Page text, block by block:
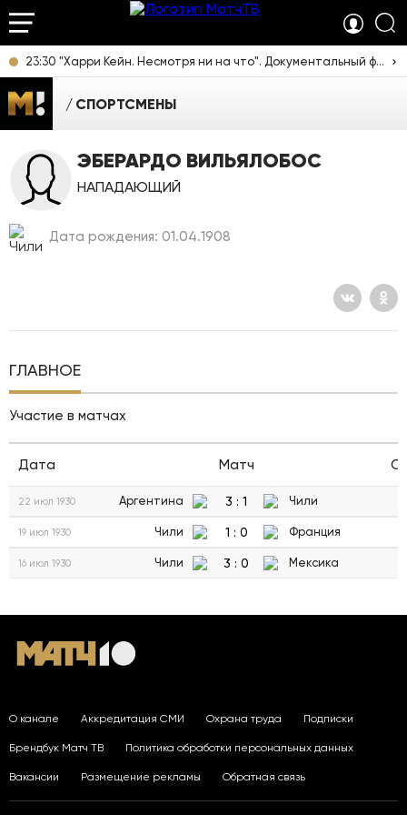
23:30 "Харри Кейн. Несмотря ни на что". Документальный фильм [12+]
СПОРТСМЕНЫ
ЭБЕРАРДО ВИЛЬЯЛОБОС
НАПАДАЮЩИЙ
Дата рождения: 01.04.1908
ГЛАВНОЕ
Участие в матчах
Дата Матч
22 июл 1930 Аргентина 3 : 1 Чили
19 июл 1930 Чили 1 : 0 Франция
16 июл 1930 Чили 3 : 0 Мексика
О канале Аккредитация СМИ Охрана труда Подписки
Брендбук Матч ТВ Политика обработки персональных данных
Вакансии Размещение рекламы Обратная связь